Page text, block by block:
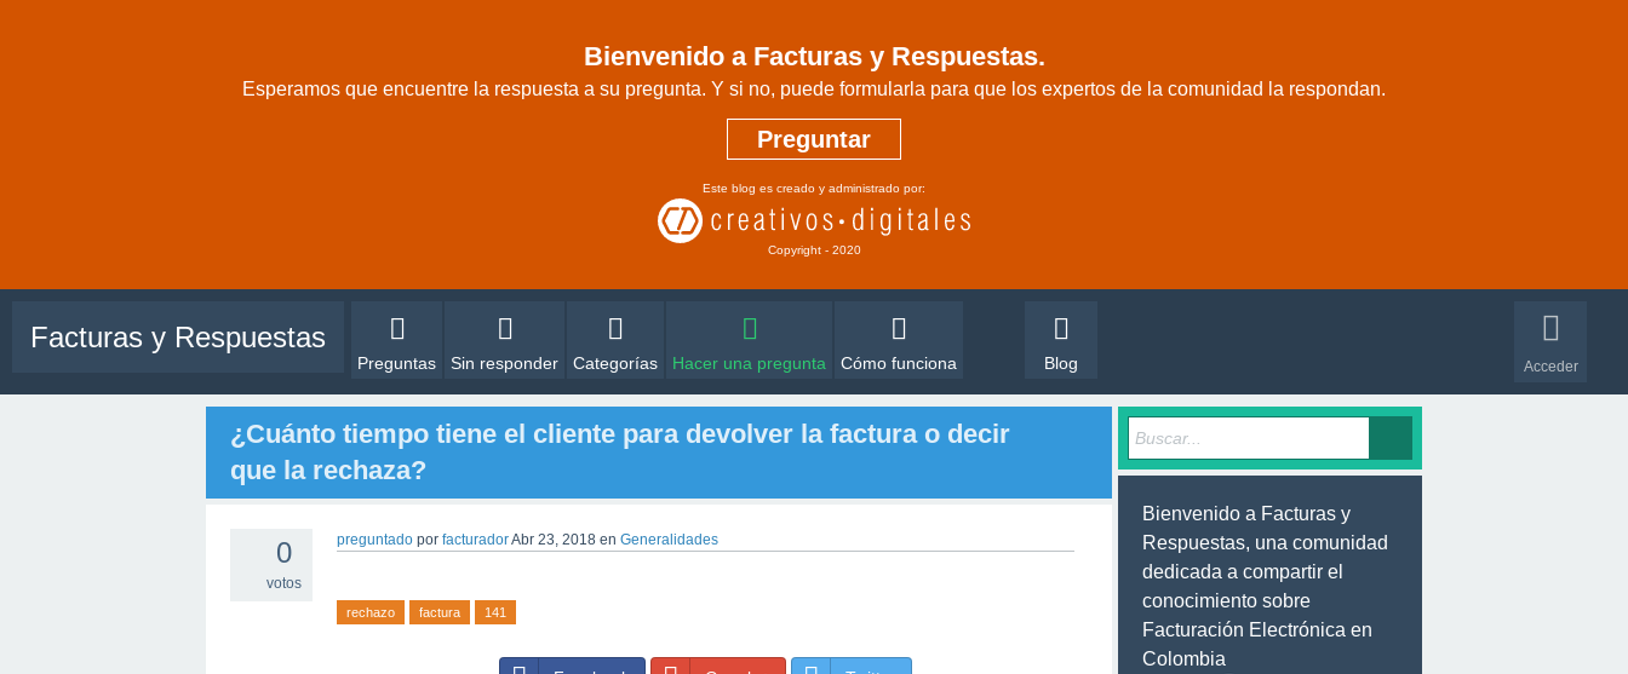
Bienvenido a Facturas y Respuestas.
Esperamos que encuentre la respuesta a su pregunta. Y si no, puede formularla para que los expertos de la comunidad la respondan.
Preguntar
Este blog es creado y administrado por:
Copyright - 2020
Acceder
Facturas y Respuestas
Preguntas Sin responder Categorías Hacer una pregunta Cómo funciona Blog
¿Cuánto tiempo tiene el cliente para devolver la factura o decir
que la rechaza?
0
votos
preguntado por facturadorAbr 23, 2018 en Generalidades
rechazo factura 141
Bienvenido a Facturas y
Respuestas, una comunidad
dedicada a compartir el
conocimiento sobre
Facturación Electrónica en
Colombia